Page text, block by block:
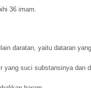
36 imam.
daratan, yaitu dataran
yang suci substansinya dan